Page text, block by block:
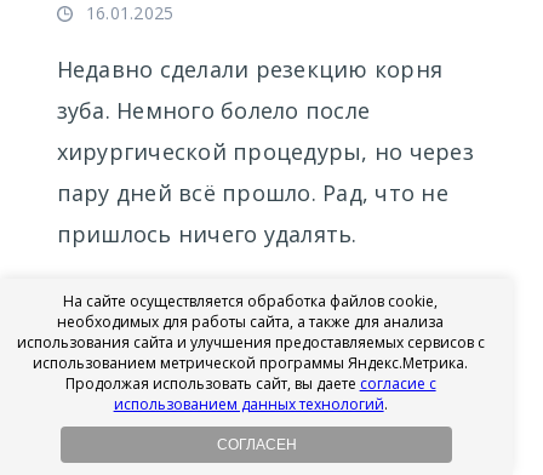
16.01.2025
Недавно сделали резекцию корня
зуба. Немного болело после
хирургической процедуры, но через
пару дней всё прошло. Рад, что не
пришлось ничего удалять.
Комментировать
На сайте осуществляется обработка файлов cookie,
необходимых для работы сайта, а также для анализа
использования сайта и улучшения предоставляемых сервисов с
использованием метрической программы Яндекс.Метрика.
Продолжая использовать сайт, вы даете согласие с
использованием данных технологий.
СОГЛАСЕН